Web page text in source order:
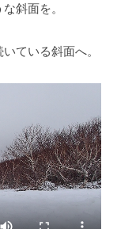
斜面を。
ている斜面へ。